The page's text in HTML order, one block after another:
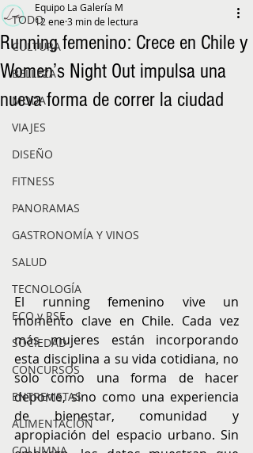
TODO
CULTURA
BELLEZA
MODA
VIAJES
DISEÑO
FITNESS
PANORAMAS
GASTRONOMÍA Y VINOS
SALUD
TECNOLOGÍA
ECO y RSE
SOCIEDAD
CONCURSOS
ENTREVISTAS
ALIMENTACIÓN
Running femenino: Crece en Chile y
Women’s Night Out impulsa una
nueva forma de correr la ciudad
Equipo La Galería M
12 ene3 min de lectura
El running femenino vive un
momento clave en Chile. Cada vez
más mujeres están incorporando
esta disciplina a su vida cotidiana, no
solo como una forma de hacer
deporte, sino como una experiencia
de bienestar, comunidad y
apropiación del espacio urbano. Sin